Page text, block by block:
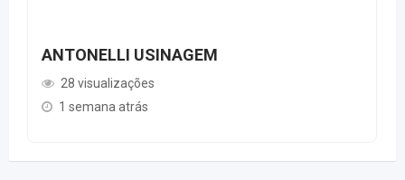
ANTONELLI USINAGEM
28 visualizações
1 semana atrás